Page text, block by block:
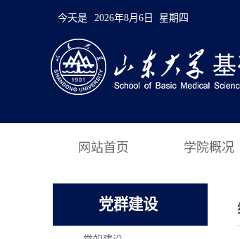
今天是 2026年8月6日 星期四
网站首页 学院概况
党群建设